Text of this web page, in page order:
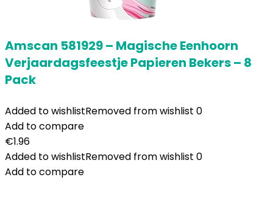
Amscan 581929 – Magische Eenhoorn
Verjaardagsfeestje Papieren Bekers – 8
Pack
Added to wishlistRemoved from wishlist 0
Add to compare
€1.96
Added to wishlistRemoved from wishlist 0
Add to compare